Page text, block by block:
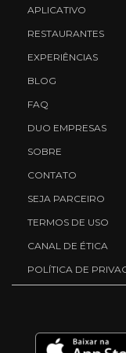
APLICATIVO
RESTAURANTES
EXPERIÊNCIAS
BLOG
FAQ
DUO EMPRESAS
SOBRE
CONTATO
SEJA PARCEIRO
TERMOS DE USO
CANAL DE ÉTICA
POLÍTICA DE